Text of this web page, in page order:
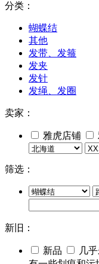
分类：
蝴蝶结
其他
发带、发箍
发夹
发针
发绳、发圈
卖家：
雅虎店铺
筛选：
新旧：
新品 几